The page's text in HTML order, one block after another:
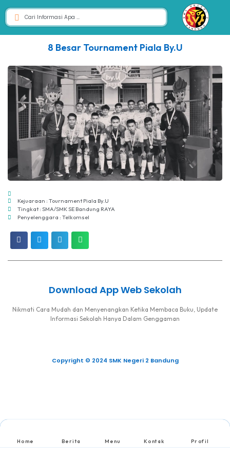
8 Besar Tournament Piala By.U
Kejuaraan : Tournament Piala By.U
Tingkat : SMA/SMK SE Bandung RAYA
Penyelenggara : Telkomsel
Download App Web Sekolah
Nikmati Cara Mudah dan Menyenangkan Ketika Membaca Buku, Update
Informasi Sekolah Hanya Dalam Genggaman
Copyright © 2024 SMK Negeri 2 Bandung
Home Berita Menu Kontak Profil